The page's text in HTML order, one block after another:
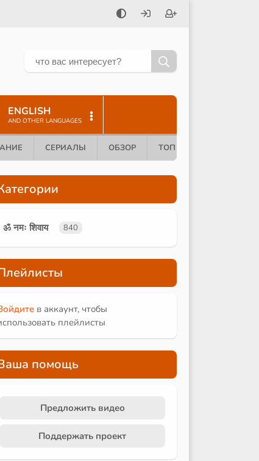
ENGLISH
AND OTHER LANGUAGES
СЕРИАЛЫ ОБЗОР ТОП 10
ॐ नमः शिवाय 840
в аккаунт, чтобы
плейлисты
помощь
Предложить видео
Поддержать проект